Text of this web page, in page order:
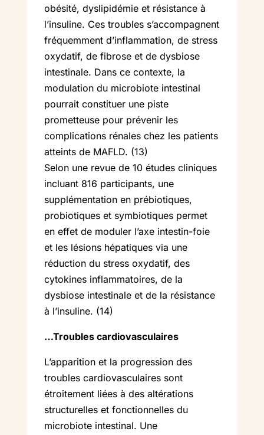
obésité, dyslipidémie et résistance à
l’insuline. Ces troubles s’accompagnent
fréquemment d’inflammation, de stress
oxydatif, de fibrose et de dysbiose
intestinale. Dans ce contexte, la
modulation du microbiote intestinal
pourrait constituer une piste
prometteuse pour prévenir les
complications rénales chez les patients
atteints de MAFLD. (13)
Selon une revue de 10 études cliniques
incluant 816 participants, une
supplémentation en prébiotiques,
probiotiques et symbiotiques permet
en effet de moduler l’axe intestin-foie
et les lésions hépatiques via une
réduction du stress oxydatif, des
cytokines inflammatoires, de la
dysbiose intestinale et de la résistance
à l’insuline. (14)
…Troubles cardiovasculaires
L’apparition et la progression des
troubles cardiovasculaires sont
étroitement liées à des altérations
structurelles et fonctionnelles du
microbiote intestinal. Une